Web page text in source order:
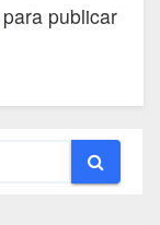
para publicar